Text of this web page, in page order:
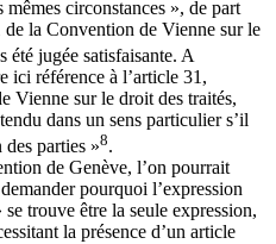
circonstances », de part
la Convention de Vienne sur le
été jugée satisfaisante. A
ici référence à l’article 31,
Vienne sur le droit des traités,
dans un sens particulier s’il
parties »8.
de Genève, l’on pourrait
pourquoi l’expression
trouve être la seule expression,
la présence d’un article